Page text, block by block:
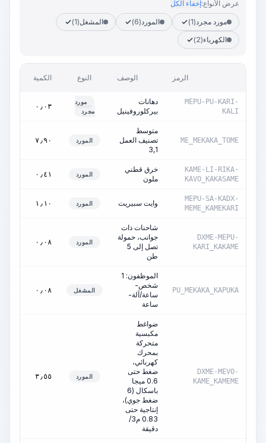
عرض الأنواع:إخفاء الكل
مورد مجرد(1) المورد(6) المشغل(1)
الكهرباء(2)
الرمز الوصف النوع الكمية
MEPU-PU-KARI-
KALI
دهانات
بيركلوروفينيل
مورد
مجرد
٠٫٠٣
ME_MEKAKA_TOME
متوسط
تصنيف العمل
3,1
المورد ٧٫٩٠
KAME-LI-RIKA-
KAVO_KAKASAME
خرق قطني
ملون
المورد ٠٫٤١
MEPU-SA-KADX-
MEME_KAMEKARI
وايت سبيريت المورد ١٫١٠
DXME-MEPU-
KARI_KAKAME
شاحنات ذات
جوانب، حمولة
تصل إلى 5
طن
المورد ٠٫٠٨
PU_MEKAKA_KAPUKA
الموظفون: 1
شخص-
ساعة/آلة-
ساعة
المشغل ٠٫٠٨
DXME-MEVO-
KAME_KAMEME
ضواغط
مكبسية
متحركة
بمحرك
كهربائي،
ضغط حتى
0.6 ميجا
باسكال (6
ضغط جوي)،
إنتاجية حتى
0.83 م3/
دقيقة
المورد ٣٫٥٥